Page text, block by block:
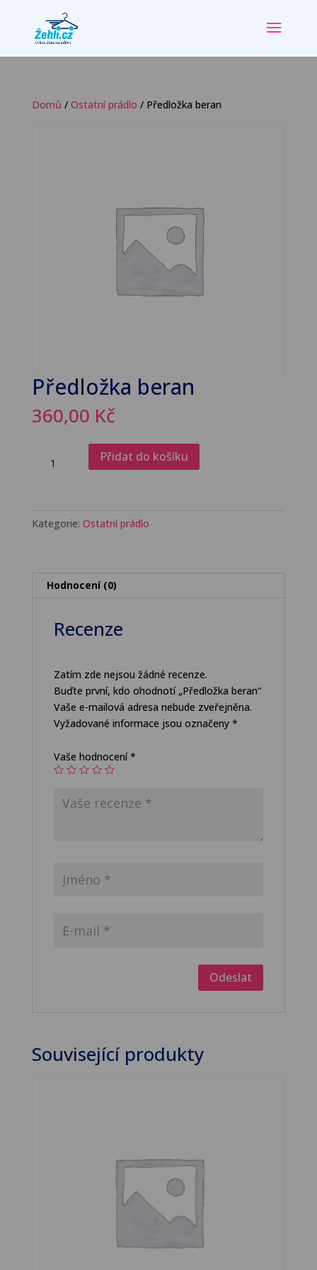
Domů / Ostatní prádlo / Předložka beran
Předložka beran
360,00 Kč
beran
Přidat do košíku
Kategorie: Ostatní prádlo
Hodnocení (0)
Recenze
Zatím zde nejsou žádné recenze.
Buďte první, kdo ohodnotí „Předložka beran“
Vaše e-mailová adresa nebude zveřejněna.
Vyžadované informace jsou označeny *
Vaše hodnocení*
Související produkty